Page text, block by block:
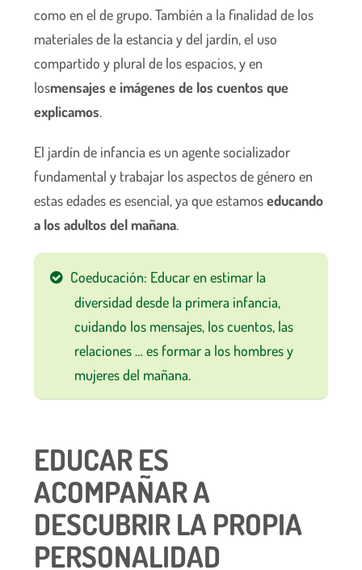
como en el de grupo. También a la finalidad de los
materiales de la estancia y del jardín, el uso
compartido y plural de los espacios, y en
losmensajes e imágenes de los cuentos que
explicamos.
El jardín de infancia es un agente socializador
fundamental y trabajar los aspectos de género en
estas edades es esencial, ya que estamoseducando
a los adultos del mañana.
Coeducación: Educar en estimar la
diversidad desde la primera infancia,
cuidando los mensajes, los cuentos, las
relaciones … es formar a los hombres y
mujeres del mañana.
EDUCAR ES
ACOMPAÑAR A
DESCUBRIR LA PROPIA
PERSONALIDAD